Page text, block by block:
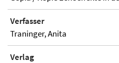
Verfasser
Traninger, Anita
Verlag